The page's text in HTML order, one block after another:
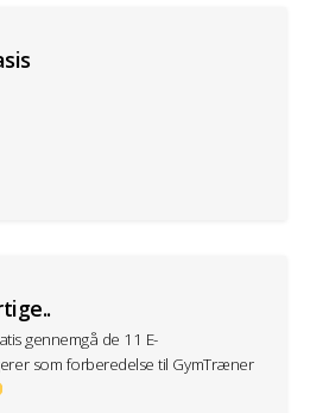
gennemgå de 11 E-
som forberedelse til GymTræner